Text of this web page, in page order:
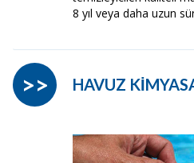
8 yıl veya daha uzun
HAVUZ
>>